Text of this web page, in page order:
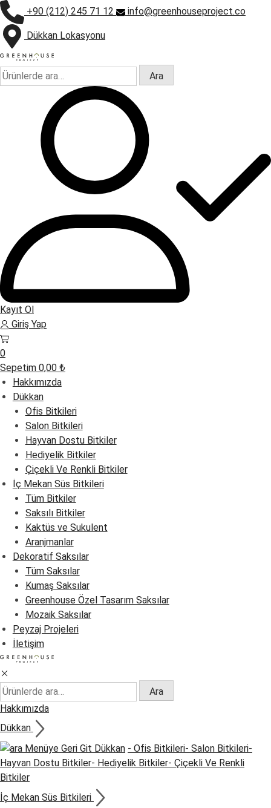
+90 (212) 245 71 12 info@greenhouseproject.co
Dükkan Lokasyonu
Ara: Ara
Kayıt Ol
Giriş Yap
0
Sepetim 0,00 ₺
Hakkımızda
Dükkan
Ofis Bitkileri
Salon Bitkileri
Hayvan Dostu Bitkiler
Hediyelik Bitkiler
Çiçekli Ve Renkli Bitkiler
İç Mekan Süs Bitkileri
Tüm Bitkiler
Saksılı Bitkiler
Kaktüs ve Sukulent
Aranjmanlar
Dekoratif Saksılar
Tüm Saksılar
Kumaş Saksılar
Greenhouse Özel Tasarım Saksılar
Mozaik Saksılar
Peyzaj Projeleri
İletişim
Ara:
Ara
Hakkımızda
Dükkan
Menüye Geri Git Dükkan - Ofis Bitkileri- Salon Bitkileri-
Hayvan Dostu Bitkiler- Hediyelik Bitkiler- Çiçekli Ve Renkli
Bitkiler
İç Mekan Süs Bitkileri